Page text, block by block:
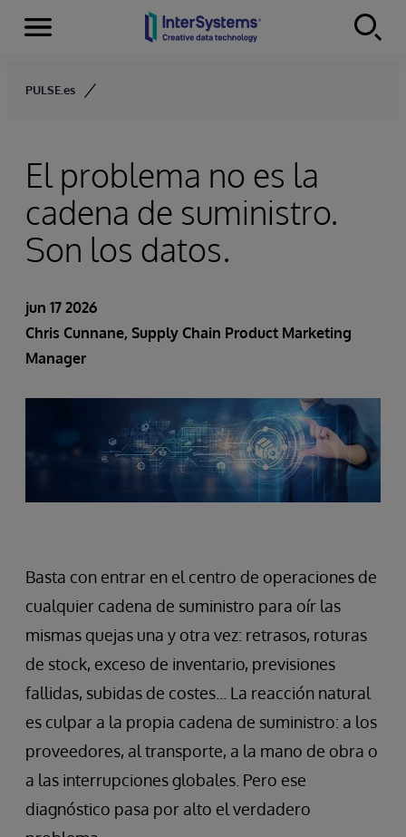
Skip to content
Secciones
PULSE.es
El problema no es la
cadena de suministro.
Son los datos.
jun 17 2026
Chris Cunnane, Supply Chain Product Marketing
Manager
Basta con entrar en el centro de operaciones de
cualquier cadena de suministro para oír las
mismas quejas una y otra vez: retrasos, roturas
de stock, exceso de inventario, previsiones
fallidas, subidas de costes... La reacción natural
es culpar a la propia cadena de suministro: a los
proveedores, al transporte, a la mano de obra o
a las interrupciones globales. Pero ese
diagnóstico pasa por alto el verdadero